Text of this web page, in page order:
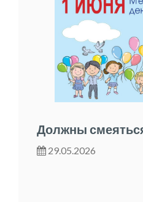
Должны
29.05.2026